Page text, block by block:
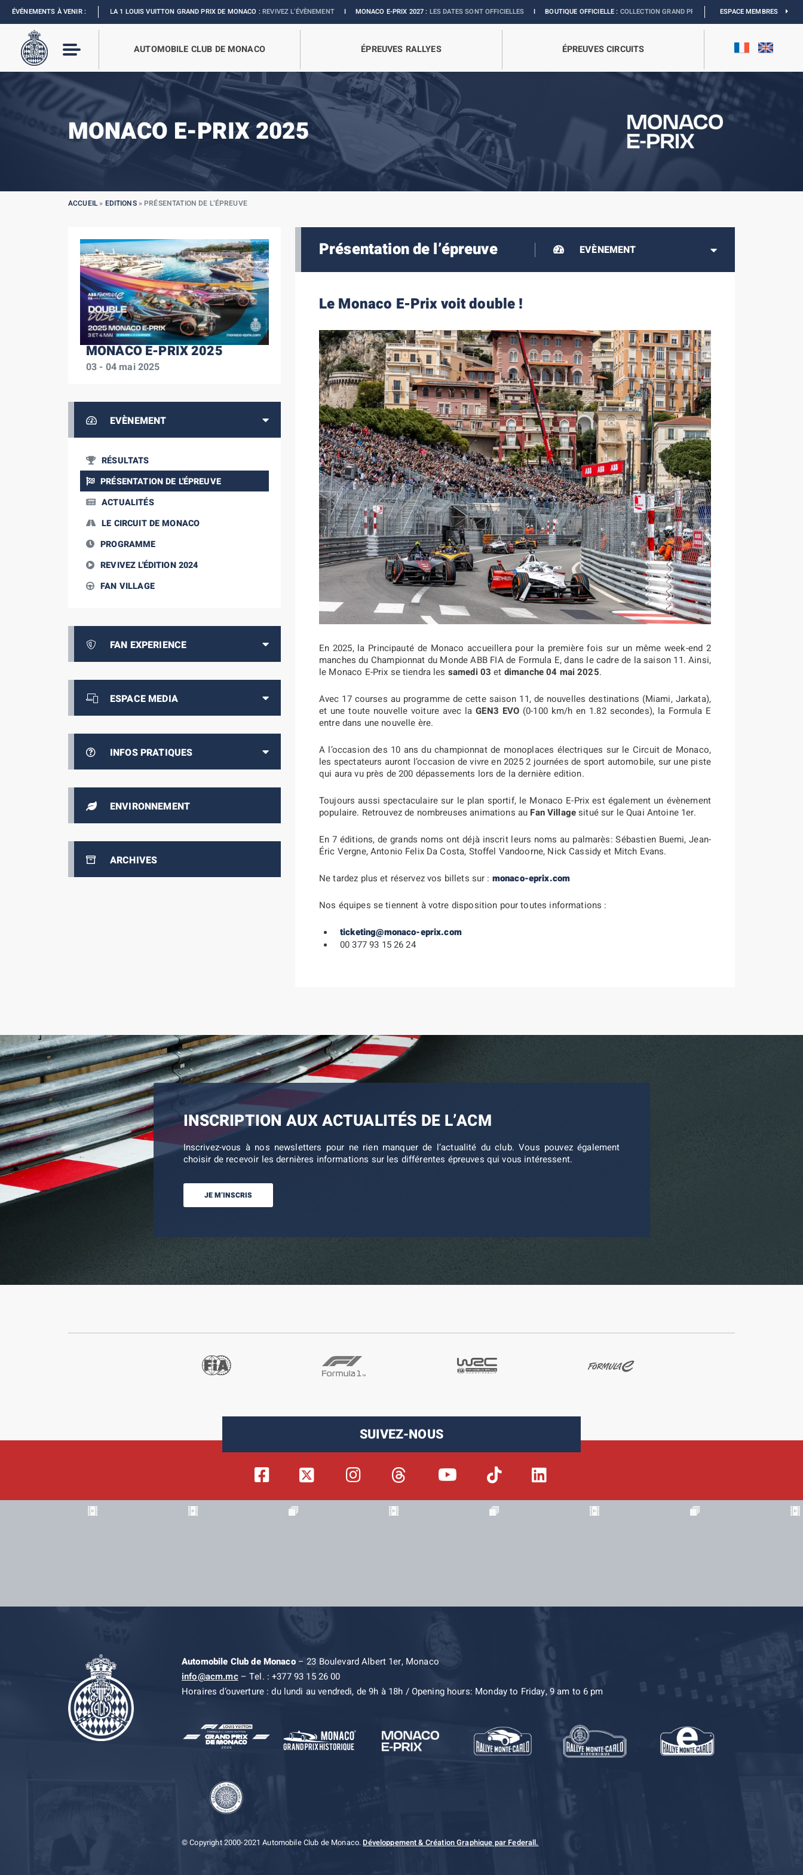
ÉVÉNEMENTS À VENIR :
FORMULA 1 LOUIS VUITTON GRAND PRIX DE MONACO :REVIVEZ L’ÉVÈNEMENTIMONACO E-PRIX 2027 :LES DATES SONT OFFICIELLESIBOUTIQUE OFFICIELLE :COLLECTION GRAND PRIXIEXPOSITION MONACO &
ESPACE MEMBRES
AUTOMOBILE CLUB DE MONACO ÉPREUVES RALLYES ÉPREUVES CIRCUITS
MONACO E-PRIX 2025
ACCUEIL» EDITIONS» PRÉSENTATION DE L’ÉPREUVE
MONACO E-PRIX 2025
03 - 04 mai 2025
EVÈNEMENT
RÉSULTATS
PRÉSENTATION DE L'ÉPREUVE
ACTUALITÉS
LE CIRCUIT DE MONACO
PROGRAMME
REVIVEZ L'ÉDITION 2024
FAN VILLAGE
FAN EXPERIENCE
ESPACE MEDIA
INFOS PRATIQUES
ENVIRONNEMENT
ARCHIVES
Présentation de l’épreuve EVÈNEMENT
Le Monaco E-Prix voit double !
En 2025, la Principauté de Monaco accueillera pour la première fois sur un même week-end 2
manches du Championnat du Monde ABB FIA de Formula E, dans le cadre de la saison 11. Ainsi,
le Monaco E-Prix se tiendra les samedi 03 et dimanche 04 mai 2025.
Avec 17 courses au programme de cette saison 11, de nouvelles destinations (Miami, Jarkata),
et une toute nouvelle voiture avec laGEN3 EVO (0-100 km/h en 1.82 secondes), la Formula E
entre dans une nouvelle ère.
A l’occasion des 10 ans du championnat de monoplaces électriques sur le Circuit de Monaco,
les spectateurs auront l’occasion de vivre en 2025 2 journées de sport automobile, sur une piste
qui aura vu près de 200 dépassements lors de la dernière edition.
Toujours aussi spectaculaire sur le plan sportif, le Monaco E-Prix est également un évènement
populaire. Retrouvez de nombreuses animations au Fan Village situé sur le Quai Antoine 1er.
En 7 éditions, de grands noms ont déjà inscrit leurs noms au palmarès: Sébastien Buemi, Jean-
Éric Vergne, Antonio Felix Da Costa, Stoffel Vandoorne, Nick Cassidy et Mitch Evans.
Ne tardez plus et réservez vos billets sur : monaco-eprix.com
Nos équipes se tiennent à votre disposition pour toutes informations :
ticketing@monaco-eprix.com
00 377 93 15 26 24
INSCRIPTION AUX ACTUALITÉS DE L’ACM
Inscrivez-vous à nos newsletters pour ne rien manquer de l’actualité du club. Vous pouvez également
choisir de recevoir les dernières informations sur les différentes épreuves qui vous intéressent.
JE M’INSCRIS
SUIVEZ-NOUS
Automobile Club de Monaco– 23 Boulevard Albert 1er, Monaco
info@acm.mc– Tel. : +377 93 15 26 00
Horaires d’ouverture : du lundi au vendredi, de 9h à 18h / Opening hours: Monday to Friday, 9 am to 6 pm
© Copyright 2000-2021 Automobile Club de Monaco.Développement & Création Graphique par Federall.